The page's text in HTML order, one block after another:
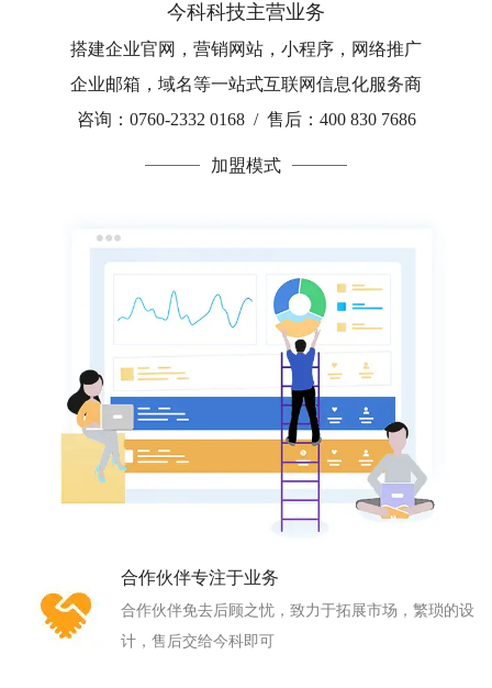
今科科技主营业务
搭建企业官网，营销网站，小程序，网络推广
企业邮箱，域名等一站式互联网信息化服务商
咨询：0760-2332 0168 / 售后：400 830 7686
加盟模式
合作伙伴专注于业务
合作伙伴免去后顾之忧，致力于拓展市场，繁琐的设
计，售后交给今科即可